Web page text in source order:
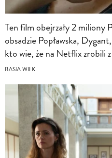
Ten film obejrzały 2 miliony
obsadzie Popławska,
kto wie, że na Netflix zrobili
BASIA WILK